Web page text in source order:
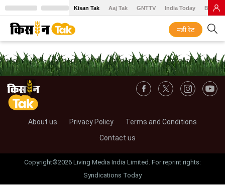
Kisan Tak Aaj Tak GNTTV India Today BT
मंडी रेट
About us Privacy Policy
Terms and Conditions
Contact us
Copyright©2026 Living Media India Limited. For reprint rights:
Syndications Today